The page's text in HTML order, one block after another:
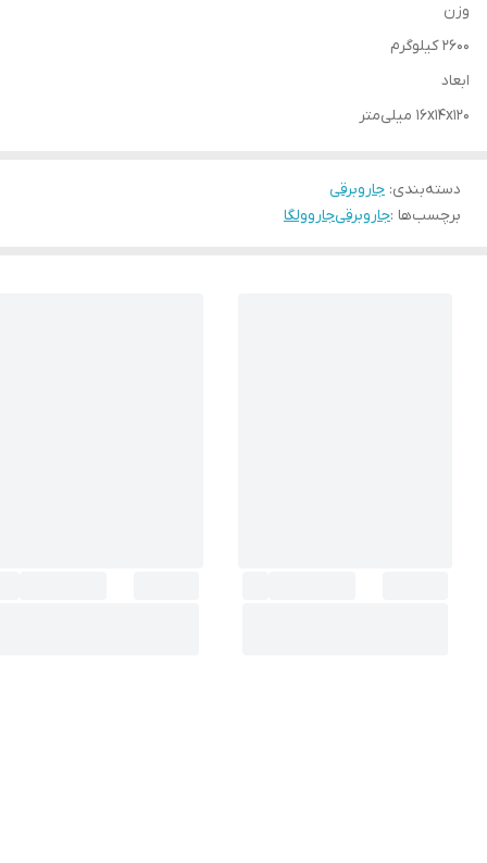
وزن
2600 کیلوگرم
ابعاد
16x14x120 میلی‌متر
دسته‌بندی: جاروبرقی
برچسب‌ها :جاروبرقیجاروولگا